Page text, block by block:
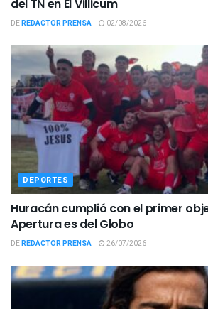
del TN en El Villicum
DEREDACTOR PRENSA 02/08/2026
DEPORTES
Huracán cumplió con el primer
Apertura es del Globo
DEREDACTOR PRENSA 26/07/2026